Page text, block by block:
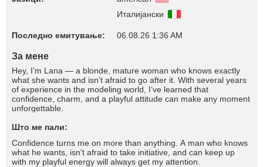
Италијански
Последно емитување: 06.08.26 1:36 AM
За мене
Hey, I’m Lana — a blonde, mature woman who knows exactly
what she wants and isn’t afraid to go after it. With several years
of experience in the modeling world, I’ve learned that
confidence, charm, and a playful attitude can make any moment
unforgettable.
Што ме пали:
Confidence turns me on more than anything. A man who knows
what he wants, isn't afraid to take initiative, and can keep up
with my playful energy will always get my attention.